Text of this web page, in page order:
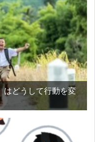
はどうして行動を変